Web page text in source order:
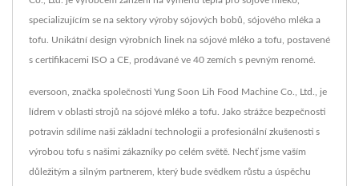
specializujícím se na sektory výroby sójových bobů, sójového mléka a
tofu. Unikátní design výrobních linek na sójové mléko a tofu, postavené
s certifikacemi ISO a CE, prodávané ve 40 zemích s pevným renomé.
eversoon, značka společnosti Yung Soon Lih Food Machine Co., Ltd., je
lídrem v oblasti strojů na sójové mléko a tofu. Jako strážce bezpečnosti
potravin sdílíme naši základní technologii a profesionální zkušenosti s
výrobou tofu s našimi zákazníky po celém světě. Nechť jsme vaším
důležitým a silným partnerem, který bude svědkem růstu a úspěchu